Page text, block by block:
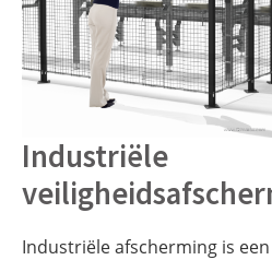
Industriële
Industriële afscherming is